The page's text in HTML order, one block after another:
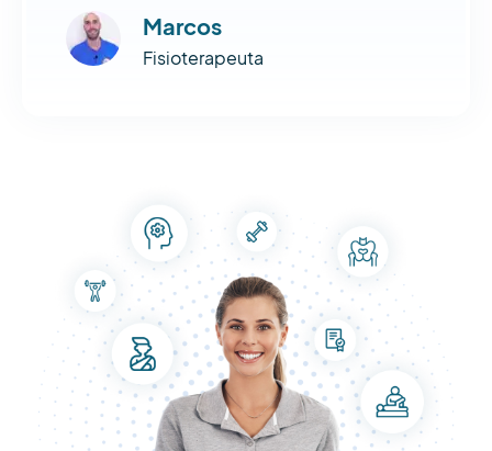
Marcos
Fisioterapeuta